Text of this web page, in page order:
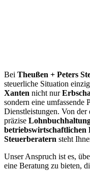
Bei Theußen + Peters
steuerliche Situation
Xanten nicht nur
sondern eine umfassende
Dienstleistungen. Von
präzise
betriebswirtschaftlichen
Steuerberatern steht
Unser Anspruch ist es,
eine Beratung zu bieten,